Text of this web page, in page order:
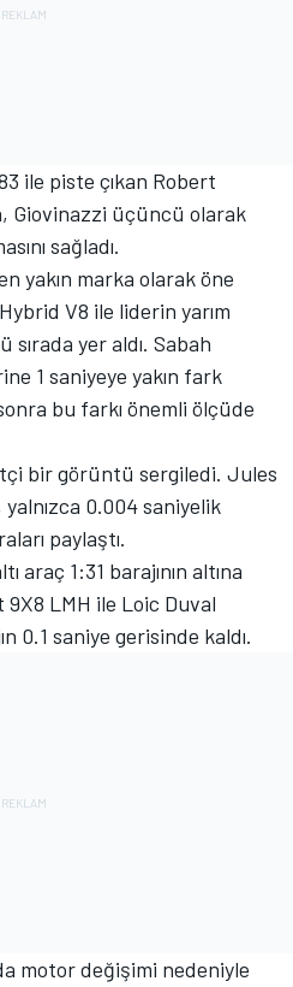
ile piste çıkan Robert
Giovinazzi üçüncü olarak
sağladı.
yakın marka olarak öne
V8 ile liderin yarım
yer aldı. Sabah
1 saniyeye yakın fark
bu farkı önemli ölçüde
bir görüntü sergiledi. Jules
yalnızca 0.004 saniyelik
paylaştı.
araç 1:31 barajının altına
LMH ile Loic Duval
0.1 saniye gerisinde kaldı.
motor değişimi nedeniyle